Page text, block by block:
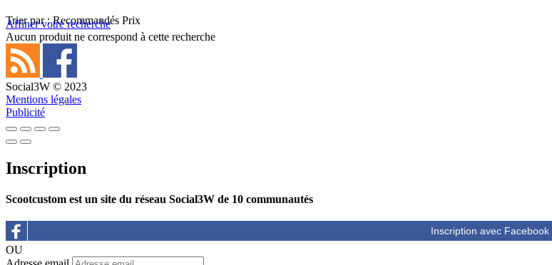
Trier par : Recommandés Prix
Affiner votre recherche
Aucun produit ne correspond à cette recherche
Social3W © 2023
Mentions légales
Publicité
Inscription
Scootcustom est un site du réseau Social3W de 10 communautés
OU